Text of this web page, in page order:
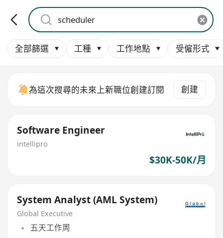
全部篩選 工種 工作地點 受僱形式
為這次搜尋的未來上新職位創建訂閱 創建
Software Engineer
intellipro
$30K-50K/月
System Analyst (AML System)
Global Executive
五天工作周